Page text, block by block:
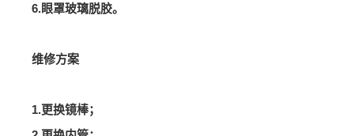
6.眼罩玻璃脱胶。
维修方案
1.更换镜棒；